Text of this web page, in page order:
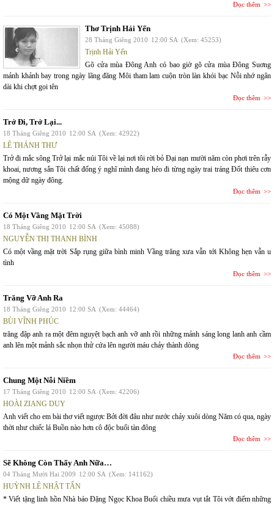
Đọc thêm
Thơ Trịnh Hải Yến
28 Tháng Giêng 2010 12:00 SA (Xem: 45253)
Trịnh Hải Yến
Gõ cửa mùa Đông Anh có bao giờ gõ cửa mùa Đông Suơng
mảnh khảnh bay trong ngày lãng đãng Môi tham lam cuộn tròn làn khói bạc Nỗi nhớ ngân
dài khi chợt gọi tên
Đọc thêm
Trở Đi, Trở Lại...
18 Tháng Giêng 2010 12:00 SA (Xem: 42922)
LÊ THÁNH THƯ
Trở đi mắc sông Trở lại mắc núi Tôi về lại nơi tôi rời bỏ Đại nạn mười năm còn phơi trên rẫy
khoai, nương sắn Tôi chất đống ý nghĩ mình đang héo đi từng ngày trai tráng Đốt thiêu cơn
mộng dữ ngày đông.
Đọc thêm
Có Một Vầng Mặt Trời
18 Tháng Giêng 2010 12:00 SA (Xem: 45088)
NGUYỄN THỊ THANH BÌNH
Có một vầng mặt trời Sắp rụng giữa bình minh Vầng trăng xưa vẫn tới Không hẹn vẫn u
tình
Đọc thêm
Trăng Vỡ Anh Ra
18 Tháng Giêng 2010 12:00 SA (Xem: 44464)
BÙI VĨNH PHÚC
trăng đập anh ra một đêm nguyệt bạch anh vỡ anh rồi những mảnh sáng long lanh anh cầm
anh lên một mảnh sắc nhọn thử cứa lên người máu chảy thành dòng
Đọc thêm
Chung Một Nỗi Niềm
17 Tháng Giêng 2010 12:00 SA (Xem: 42206)
HOÀI ZIANG DUY
Anh viết cho em bài thơ viết ngược Bởi đời đâu như nước chảy xuôi dòng Năm có qua, ngày
thời như chiếc lá Buồn nào hơn cô độc buổi tàn đông
Đọc thêm
Sẽ Không Còn Thấy Anh Nữa…
04 Tháng Mười Hai 2009 12:00 SA (Xem: 141162)
HUỲNH LÊ NHẬT TẤN
* Viết tặng linh hồn Nhà báo Đặng Ngọc Khoa Buổi chiều mưa vụt tắt Tôi vớt điểm những